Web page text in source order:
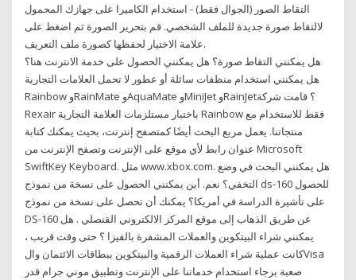
التقاط الصور (الجوال فقط) - استخدام الكاميرا على جهازك المحمول
لالتقاط صورة جديدة للملف الشخصي. قم بتحرير الصورة ثم اضغط على
علامة الاختيار لحفظها كصورة ملف التعريف.
هل يمكنني التقاط صورة؟ هل يمكنني الحصول على خدمة الانترنت هنا؟
هل يمكنني استخدام منظفات سائلة أو عطور لا تحمل العلامات التجارية
Rainbow وRainMate وAquaMate وMiniJet وRainJet؟ قامت شركة
Rexair باختبار مستلزمات العلامة التجارية Rainbow فقط للاستخدام مع
منتجاتنا. يعمل مربع البحث أيضًا كمتصفح إنترنت، بحيث يمكنك كتابة
عنوان رابط لأي موقع على الإنترنت وتصفح الإنترنت من Microsoft
SwiftKey Keyboard. مثل www.xbox.com. هل يمكنني البحث في وضع
التخفي؟ نعم. أين يمكنني الحصول على نسخة من نموذج ds-160 للحصول
على تأشيرة الدراسة في أمريكا؟ يمكنك أن تحصل على نسخة من نموذج
DS-160 عن طريق الذهاب إلى موقع المركز الالكتروني القنصلي . هل
يمكنني شراء البيتكوين والعملات المشفرة بالفيزا ؟ حتى وقت قريب ،
كانت عملية شراء العملات الرقمية والبيتكوين ببطاقات الائتمان والVisa
صعبة برجاء استخدام خدماتنا على الإنترنت وتطبيق موني جرام قدر